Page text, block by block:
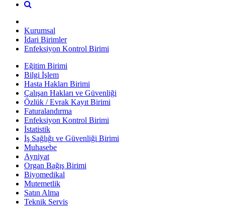
Kurumsal
İdari Birimler
Enfeksiyon Kontrol Birimi
Eğitim Birimi
Bilgi İşlem
Hasta Hakları Birimi
Çalışan Hakları ve Güvenliği
Özlük / Evrak Kayıt Birimi
Faturalandırma
Enfeksiyon Kontrol Birimi
İstatistik
İş Sağlığı ve Güvenliği Birimi
Muhasebe
Ayniyat
Organ Bağış Birimi
Biyomedikal
Mutemetlik
Satın Alma
Teknik Servis